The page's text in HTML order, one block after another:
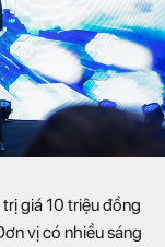
giá 10 triệu đồng
vị có nhiều sáng